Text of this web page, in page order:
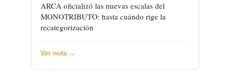
ARCA oficializó las nuevas escalas del
MONOTRIBUTO: hasta cuándo rige la
recategorización
Ver nota →